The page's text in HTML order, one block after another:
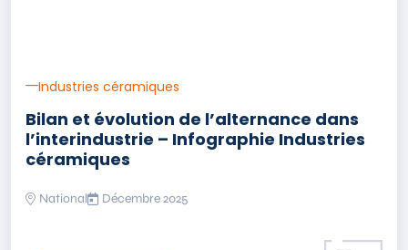
Industries céramiques
Bilan et évolution de l’alternance dans
l’interindustrie – Infographie Industries
céramiques
National Décembre 2025